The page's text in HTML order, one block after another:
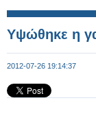
Υψώθηκε η
2012-07-26 19:14:37